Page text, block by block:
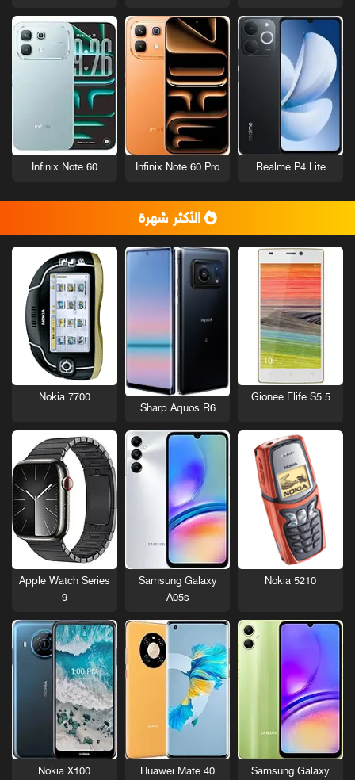
Realme P4 Lite
Infinix Note 60 Pro
Infinix Note 60
الأكثر شهرة
Gionee Elife S5.5
Sharp Aquos R6
Nokia 7700
Nokia 5210
Samsung Galaxy
A05s
Apple Watch Series
9
Samsung Galaxy
Huawei Mate 40
Nokia X100